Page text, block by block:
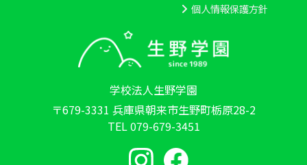
個人情報保護方針
学校法人生野学園
〒679-3331 兵庫県朝来市生野町栃原28-2
TEL 079-679-3451